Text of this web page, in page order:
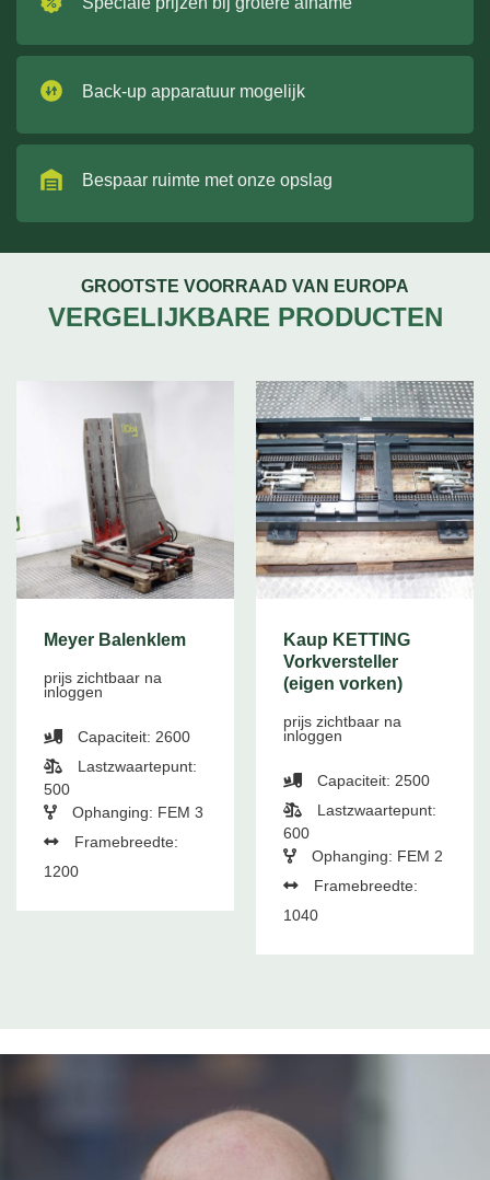
Back-up apparatuur mogelijk
Bespaar ruimte met onze opslag
GROOTSTE VOORRAAD VAN EUROPA
VERGELIJKBARE PRODUCTEN
Meyer Balenklem
prijs zichtbaar na
inloggen
Capaciteit: 2600
Lastzwaartepunt:
500
Ophanging: FEM 3
Framebreedte:
1200
Kaup KETTING
Vorkversteller
(eigen vorken)
prijs zichtbaar na
inloggen
Capaciteit: 2500
Lastzwaartepunt:
600
Ophanging: FEM 2
Framebreedte:
1040